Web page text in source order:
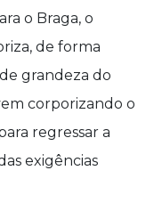
o Braga, o
de forma
grandeza do
corporizando o
regressar a
exigências